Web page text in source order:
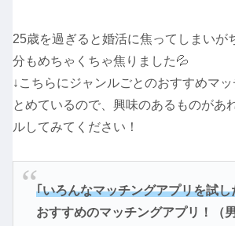
25歳を過ぎると婚活に焦ってしまいが
分もめちゃくちゃ焦りました💦
↓こちらにジャンルごとのおすすめマ
とめているので、興味のあるものがあ
ルしてみてください！
｢いろんなマッチングアプリを試し
おすすめのマッチングアプリ！（